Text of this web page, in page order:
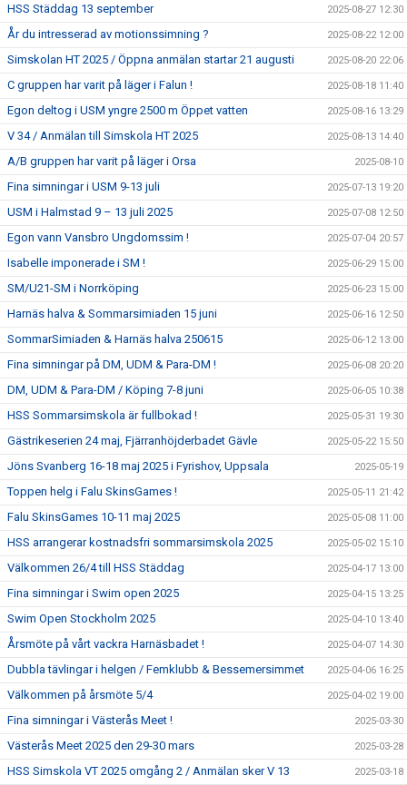
HSS Städdag 13 september 2025-08-27 12:30
År du intresserad av motionssimning ? 2025-08-22 12:00
Simskolan HT 2025 / Öppna anmälan startar 21 augusti 2025-08-20 22:06
C gruppen har varit på läger i Falun ! 2025-08-18 11:40
Egon deltog i USM yngre 2500 m Öppet vatten 2025-08-16 13:29
V 34 / Anmälan till Simskola HT 2025 2025-08-13 14:40
A/B gruppen har varit på läger i Orsa 2025-08-10
Fina simningar i USM 9-13 juli 2025-07-13 19:20
USM i Halmstad 9 – 13 juli 2025 2025-07-08 12:50
Egon vann Vansbro Ungdomssim ! 2025-07-04 20:57
Isabelle imponerade i SM ! 2025-06-29 15:00
SM/U21-SM i Norrköping 2025-06-23 15:00
Harnäs halva & Sommarsimiaden 15 juni 2025-06-16 12:50
SommarSimiaden & Harnäs halva 250615 2025-06-12 13:00
Fina simningar på DM, UDM & Para-DM ! 2025-06-08 20:20
DM, UDM & Para-DM / Köping 7-8 juni 2025-06-05 10:38
HSS Sommarsimskola är fullbokad ! 2025-05-31 19:30
Gästrikeserien 24 maj, Fjärranhöjderbadet Gävle 2025-05-22 15:50
Jöns Svanberg 16-18 maj 2025 i Fyrishov, Uppsala 2025-05-19
Toppen helg i Falu SkinsGames ! 2025-05-11 21:42
Falu SkinsGames 10-11 maj 2025 2025-05-08 11:00
HSS arrangerar kostnadsfri sommarsimskola 2025 2025-05-02 15:10
Välkommen 26/4 till HSS Städdag 2025-04-17 13:00
Fina simningar i Swim open 2025 2025-04-15 13:25
Swim Open Stockholm 2025 2025-04-10 13:40
Årsmöte på vårt vackra Harnäsbadet ! 2025-04-07 14:30
Dubbla tävlingar i helgen / Femklubb & Bessemersimmet 2025-04-06 16:25
Välkommen på årsmöte 5/4 2025-04-02 19:00
Fina simningar i Västerås Meet ! 2025-03-30
Västerås Meet 2025 den 29-30 mars 2025-03-28
HSS Simskola VT 2025 omgång 2 / Anmälan sker V 13 2025-03-18